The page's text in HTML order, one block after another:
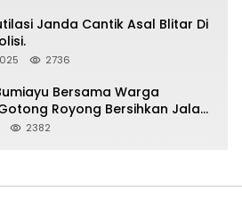
Janda Cantik Asal Blitar Di
2736
Bersama Warga
Royong Bersihkan Jalan
2382